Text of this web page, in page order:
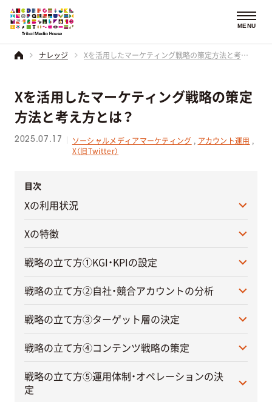
MENU
ナレッジ Xを活用したマーケティング戦略の策定方法と考え方とは？
Xを活用したマーケティング戦略の策定
方法と考え方とは？
2025.07.17 ソーシャルメディアマーケティング , アカウント運用 ,
X（旧Twitter）
目次
Xの利用状況
Xの特徴
戦略の立て方①KGI・KPIの設定
戦略の立て方②自社・競合アカウントの分析
戦略の立て方③ターゲット層の決定
戦略の立て方④コンテンツ戦略の策定
戦略の立て方⑤運用体制・オペレーションの決
定